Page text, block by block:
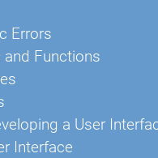
Errors
and Functions
a User
Interface